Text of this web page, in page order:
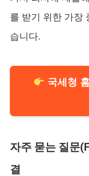
를 받기 위한 가장
습니다.
국세청
자주 묻는 질문
결